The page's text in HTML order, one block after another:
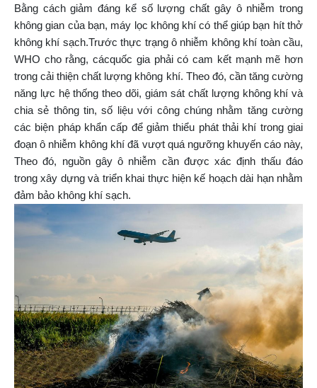
Bằng cách giảm đáng kể số lượng chất gây ô nhiễm trong
không gian của bạn, máy lọc không khí có thể giúp bạn hít thở
không khí sạch.Trước thực trạng ô nhiễm không khí toàn cầu,
WHO cho rằng, cácquốc gia phải có cam kết mạnh mẽ hơn
trong cải thiện chất lượng không khí. Theo đó, cần tăng cường
năng lực hệ thống theo dõi, giám sát chất lượng không khí và
chia sẻ thông tin, số liệu với công chúng nhằm tăng cường
các biện pháp khẩn cấp để giảm thiểu phát thải khí trong giai
đoạn ô nhiễm không khí đã vượt quá ngưỡng khuyến cáo này,
Theo đó, nguồn gây ô nhiễm cần được xác định thấu đáo
trong xây dựng và triển khai thực hiện kế hoạch dài hạn nhằm
đảm bảo không khí sạch.